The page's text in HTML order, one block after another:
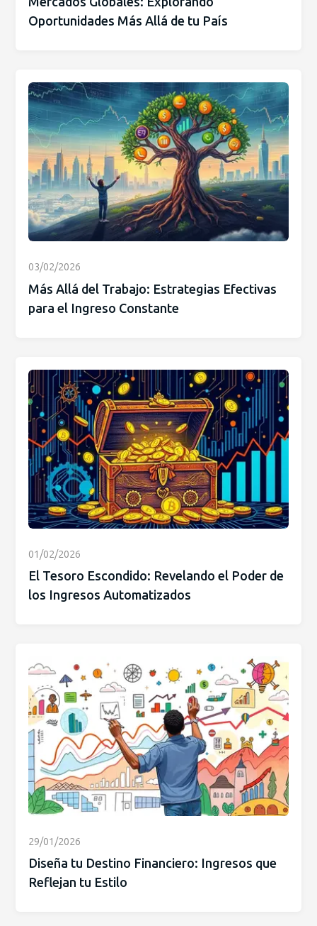
Oportunidades Más Allá de tu País
03/02/2026
Más Allá del Trabajo: Estrategias Efectivas
para el Ingreso Constante
01/02/2026
El Tesoro Escondido: Revelando el Poder de
los Ingresos Automatizados
29/01/2026
Diseña tu Destino Financiero: Ingresos que
Reflejan tu Estilo